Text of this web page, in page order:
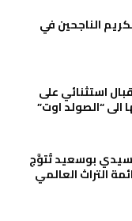
الناجحين في
استثنائي على
الى “الصولد اوت”
سيدي بوسعيد تُتوَّج
التراث العالمي